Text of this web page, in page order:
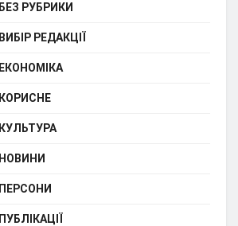
БЕЗ РУБРИКИ
ВИБІР РЕДАКЦІЇ
ЕКОНОМІКА
КОРИСНЕ
КУЛЬТУРА
НОВИНИ
ПЕРСОНИ
ПУБЛІКАЦІЇ